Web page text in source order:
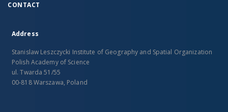
CONTACT
Address
Stanislaw Leszczycki Institute of Geography and Spatial Organization
Polish Academy of Science
ul. Twarda 51/55
00-818 Warszawa, Poland